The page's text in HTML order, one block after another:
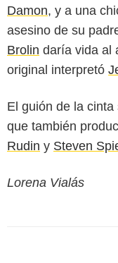
Damon, y a una
asesino de su
Brolin daría vida al
original interpretó
El guión de la
que también
Rudin y Steven
Lorena Vialás